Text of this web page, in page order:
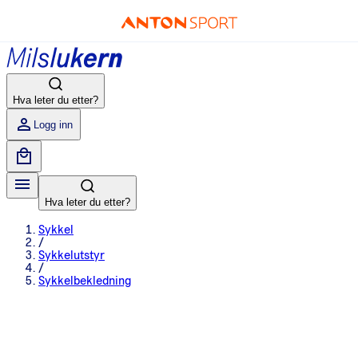
Hva leter du etter?
Logg inn
Hva leter du etter?
Sykkel
/
Sykkelutstyr
/
Sykkelbekledning